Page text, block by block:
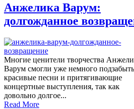
Анжелика Варум:
долгожданное
Многие ценители творчества
Варум смогли уже немного
красивые песни и притягивающие
концертные выступления, так как
довольно долгое...
Read More